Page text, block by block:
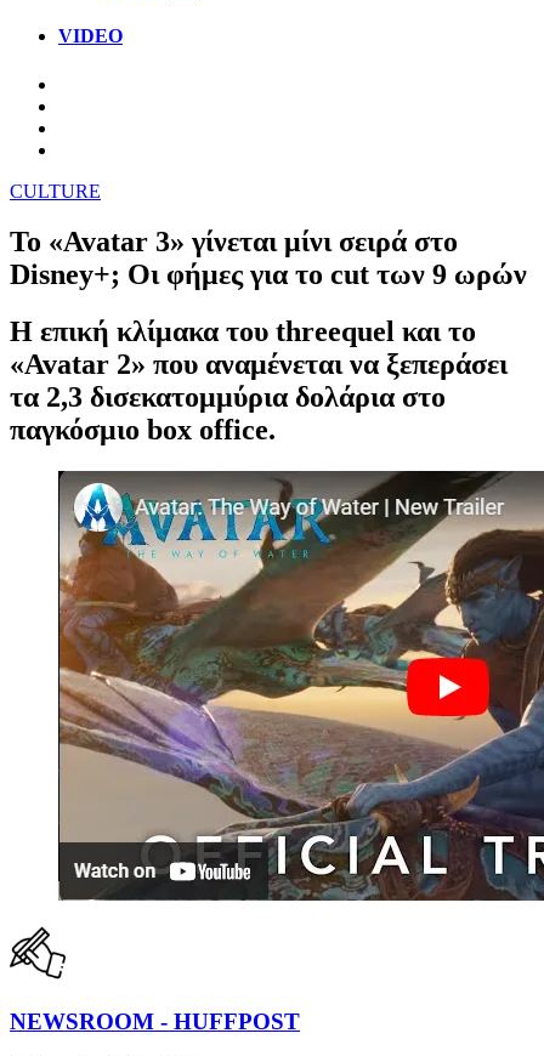
VIDEO
CULTURE
Το «Avatar 3» γίνεται μίνι σειρά στο
Disney+; Οι φήμες για το cut των 9 ωρών
Η επική κλίμακα του threequel και το
«Avatar 2» που αναμένεται να ξεπεράσει
τα 2,3 δισεκατομμύρια δολάρια στο
παγκόσμιο box office.
NEWSROOM - HUFFPOST